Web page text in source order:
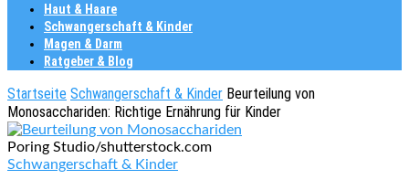
Haut & Haare
Schwangerschaft & Kinder
Magen & Darm
Ratgeber & Blog
Startseite Schwangerschaft & Kinder Beurteilung von
Monosacchariden: Richtige Ernährung für Kinder
Poring Studio/shutterstock.com
Schwangerschaft & Kinder